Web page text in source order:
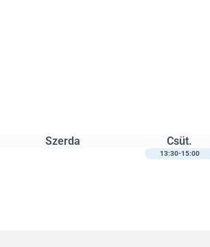
Szerda Csüt.
13:30-15:00